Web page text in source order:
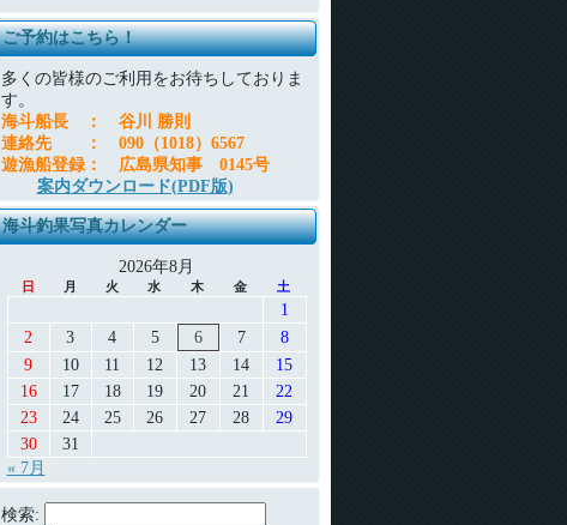
ご予約はこちら！
多くの皆様のご利用をお待ちしておりま
す。
海斗船長
：
谷川 勝則
連絡先
：
090（1018）6567
遊漁船登録：
広島県知事 0145号
案内ダウンロード(PDF版)
海斗釣果写真カレンダー
2026年8月
日 月 火 水 木 金 土
« 7月
1
2
3 4 5 6 7
8
9
10 11 12 13 14
15
16
17 18 19 20 21
22
23
24 25 26 27 28
29
30
31
検索: